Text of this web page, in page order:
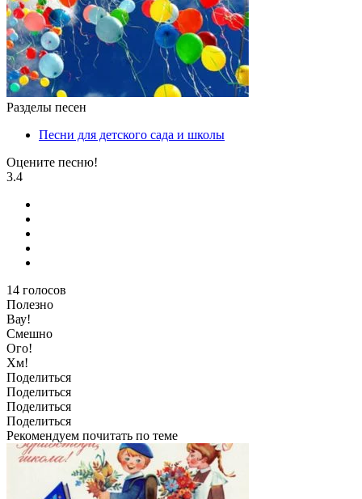
Разделы песен
Песни для детского сада и школы
Оцените песню!
3.4
14 голосов
Полезно
Вау!
Смешно
Ого!
Хм!
Поделиться
Поделиться
Поделиться
Поделиться
Рекомендуем почитать по теме